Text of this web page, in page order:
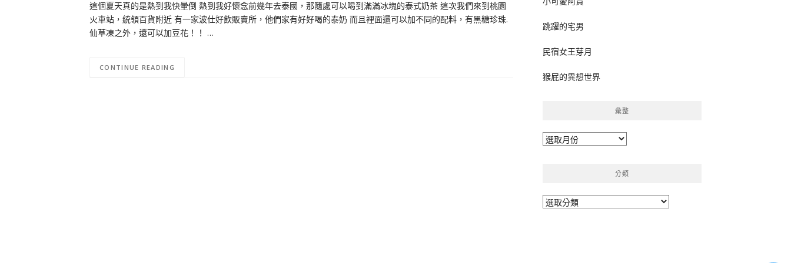
這個夏天真的是熱到我快暈倒 熱到我好懷念前幾年去泰國，那隨處可以喝到滿滿冰塊的泰式奶茶 這次我們來到桃園
火車站，統領百貨附近 有一家波仕好飲販賣所，他們家有好好喝的泰奶 而且裡面還可以加不同的配料，有黑糖珍珠.
仙草凍之外，還可以加豆花！！ …
CONTINUE READING
跳躍的宅男
民宿女王芽月
猴屁的異想世界
彙整
彙
分類
分